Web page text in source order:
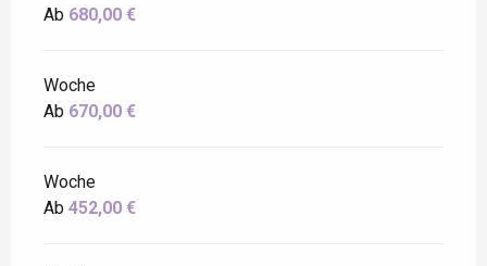
Ab 680,00 €
Woche
Ab 670,00 €
Woche
Ab 452,00 €